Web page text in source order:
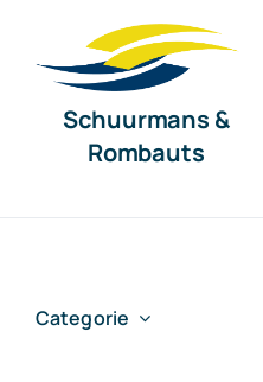
naar
Schuurmans &
Rombauts
Categorie